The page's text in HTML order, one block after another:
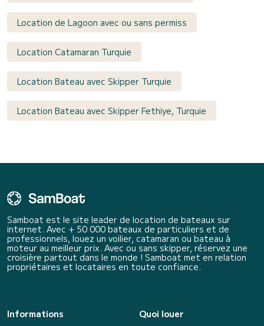
Location de Lagoon avec ou sans permiss
Location Catamaran Turquie
Location Bateau avec Skipper Turquie
Location Bateau avec Skipper Fethiye, Turquie
Samboat est le site leader de location de bateaux sur
internet. Avec + 50 000 bateaux de particuliers et de
professionnels, louez un voilier, catamaran ou bateau à
moteur au meilleur prix. Avec ou sans skipper, réservez une
croisière partout dans le monde ! Samboat met en relation
propriétaires et locataires en toute confiance.
Informations
Quoi louer